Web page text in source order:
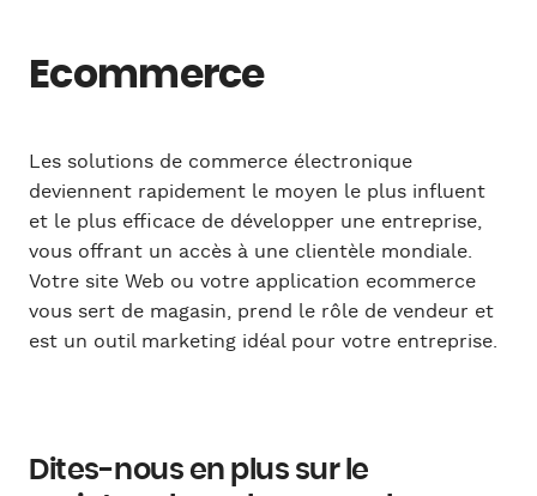
Ecommerce
Les solutions de commerce électronique
deviennent rapidement le moyen le plus influent
et le plus efficace de développer une entreprise,
vous offrant un accès à une clientèle mondiale.
Votre site Web ou votre application ecommerce
vous sert de magasin, prend le rôle de vendeur et
est un outil marketing idéal pour votre entreprise.
Dites-nous en plus sur le